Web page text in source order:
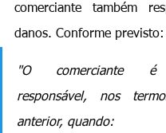
comerciante também
danos. Conforme previsto:
"O comerciante é
responsável, nos
anterior, quando: